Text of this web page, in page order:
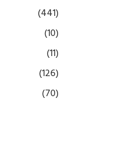
(441)
(10)
(11)
(126)
(70)